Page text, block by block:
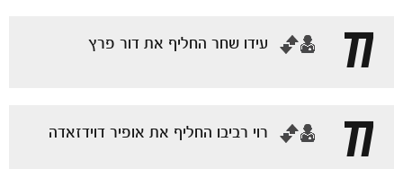
77 ‏עידו שחר החליף את דור פרץ
77 ‏רוי רביבו החליף את אופיר דוידזאדה